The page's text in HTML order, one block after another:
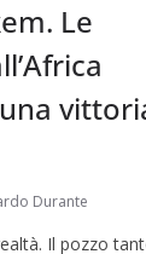
Le
Durante
Il pozzo